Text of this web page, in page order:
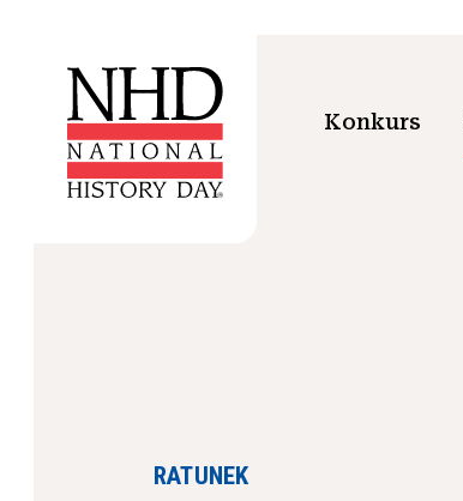
Konkurs
RATUNEK